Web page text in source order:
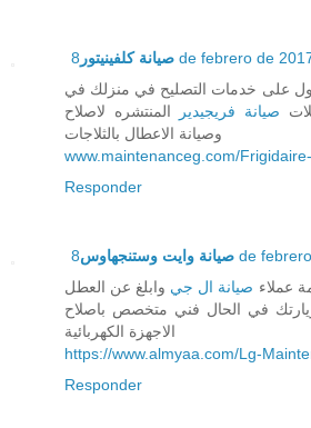
صيانة كلفينيتور 8 de febrero de
على خدمات التصليح في منزلك في
صيانة فريجيدير
المنتشره لاصلاح
وصيانة الاعطال بالثلاجات
www.maintenanceg.com/
Responder
صيانة وايت وستنجهاوس 8 de
عملاء صيانة ال جي وابلغ عن العطل
في الحال فني متخصص باصلاح
الاجهزة الكهربائية
https://www.almyaa.com/Lg-
Responder